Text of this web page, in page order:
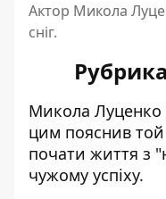
Актор Микола
сніг.
Микола Луценко
цим пояснив той
почати життя з
чужому успіху.